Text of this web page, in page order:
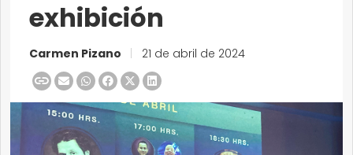
exhibición
Carmen Pizano 21 de abril de 2024